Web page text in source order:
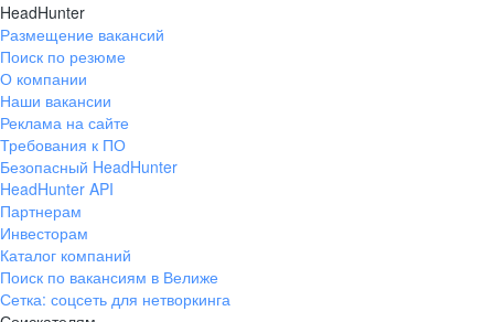
HeadHunter
Размещение вакансий
Поиск по резюме
О компании
Наши вакансии
Реклама на сайте
Требования к ПО
Безопасный HeadHunter
HeadHunter API
Партнерам
Инвесторам
Каталог компаний
Поиск по вакансиям в Велиже
Сетка: соцсеть для нетворкинга